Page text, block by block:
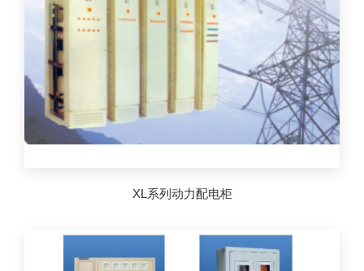
XL系列动力配电柜